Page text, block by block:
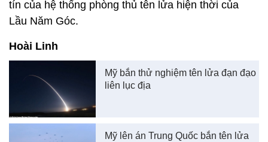
tín của hệ thống phòng thủ tên lửa hiện thời của
Lầu Năm Góc.
Hoài Linh
Mỹ bắn thử nghiệm tên lửa đạn đạo
liên lục địa
Mỹ lên án Trung Quốc bắn tên lửa